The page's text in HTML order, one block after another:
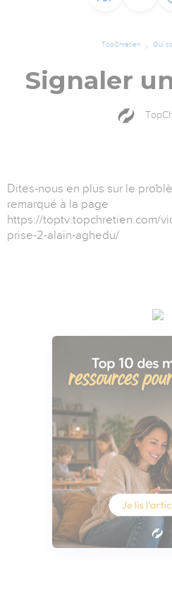
TopChrétien Qui
Signaler
Dites-nous en plus sur le
remarqué à la page
https://toptv.topchretien.com/
prise-2-alain-aghedu/